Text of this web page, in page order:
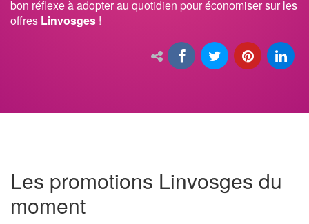
bon réflexe à adopter au quotidien pour économiser sur les
offres Linvosges !
Les promotions Linvosges du
moment